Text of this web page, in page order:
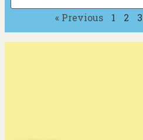
« Previous 1 2 3